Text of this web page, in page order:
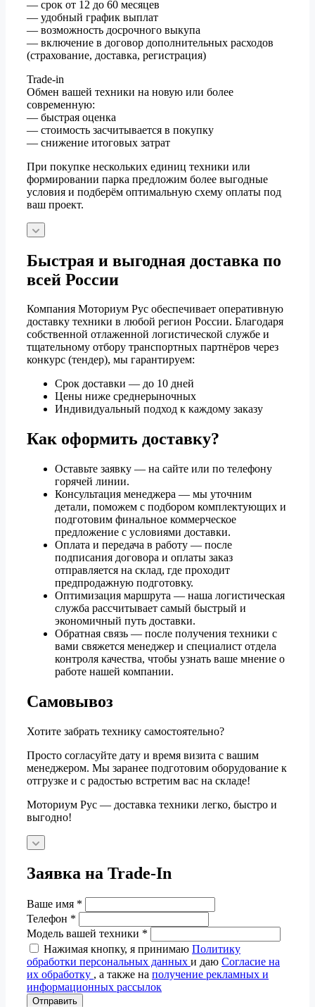
— срок от 12 до 60 месяцев
— удобный график выплат
— возможность досрочного выкупа
— включение в договор дополнительных расходов
(страхование, доставка, регистрация)
Trade-in
Обмен вашей техники на новую или более
современную:
— быстрая оценка
— стоимость засчитывается в покупку
— снижение итоговых затрат
При покупке нескольких единиц техники или
формировании парка предложим более выгодные
условия и подберём оптимальную схему оплаты под
ваш проект.
Быстрая и выгодная доставка по
всей России
Компания Моториум Рус обеспечивает оперативную
доставку техники в любой регион России. Благодаря
собственной отлаженной логистической службе и
тщательному отбору транспортных партнёров через
конкурс (тендер), мы гарантируем:
Срок доставки — до 10 дней
Цены ниже среднерыночных
Индивидуальный подход к каждому заказу
Как оформить доставку?
Оставьте заявку — на сайте или по телефону
горячей линии.
Консультация менеджера — мы уточним
детали, поможем с подбором комплектующих и
подготовим финальное коммерческое
предложение с условиями доставки.
Оплата и передача в работу — после
подписания договора и оплаты заказ
отправляется на склад, где проходит
предпродажную подготовку.
Оптимизация маршрута — наша логистическая
служба рассчитывает самый быстрый и
экономичный путь доставки.
Обратная связь — после получения техники с
вами свяжется менеджер и специалист отдела
контроля качества, чтобы узнать ваше мнение о
работе нашей компании.
Самовывоз
Хотите забрать технику самостоятельно?
Просто согласуйте дату и время визита с вашим
менеджером. Мы заранее подготовим оборудование к
отгрузке и с радостью встретим вас на складе!
Моториум Рус — доставка техники легко, быстро и
выгодно!
Заявка на Trade-In
Ваше имя *
Телефон *
Модель вашей техники *
Нажимая кнопку, я принимаю Политику
обработки персональных данных и даю Согласие на
их обработку , а также на получение рекламных и
информационных рассылок
Отправить